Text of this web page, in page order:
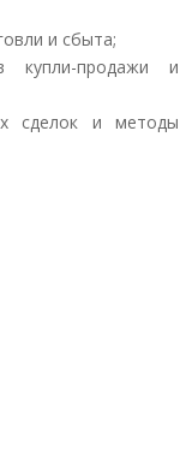
и сбыта;
купли-продажи и
сделок и методы